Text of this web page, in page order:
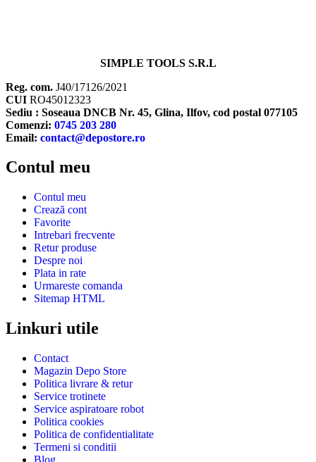
SIMPLE TOOLS S.R.L
Reg. com. J40/17126/2021
CUI RO45012323
Sediu : Soseaua DNCB Nr. 45, Glina, Ilfov, cod postal 077105
Comenzi: 0745 203 280
Email: contact@depostore.ro
Contul meu
Contul meu
Crează cont
Favorite
Intrebari frecvente
Retur produse
Despre noi
Plata in rate
Urmareste comanda
Sitemap HTML
Linkuri utile
Contact
Magazin Depo Store
Politica livrare & retur
Service trotinete
Service aspiratoare robot
Politica cookies
Politica de confidentialitate
Termeni si conditii